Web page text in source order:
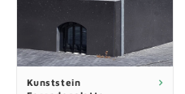
Kunststein